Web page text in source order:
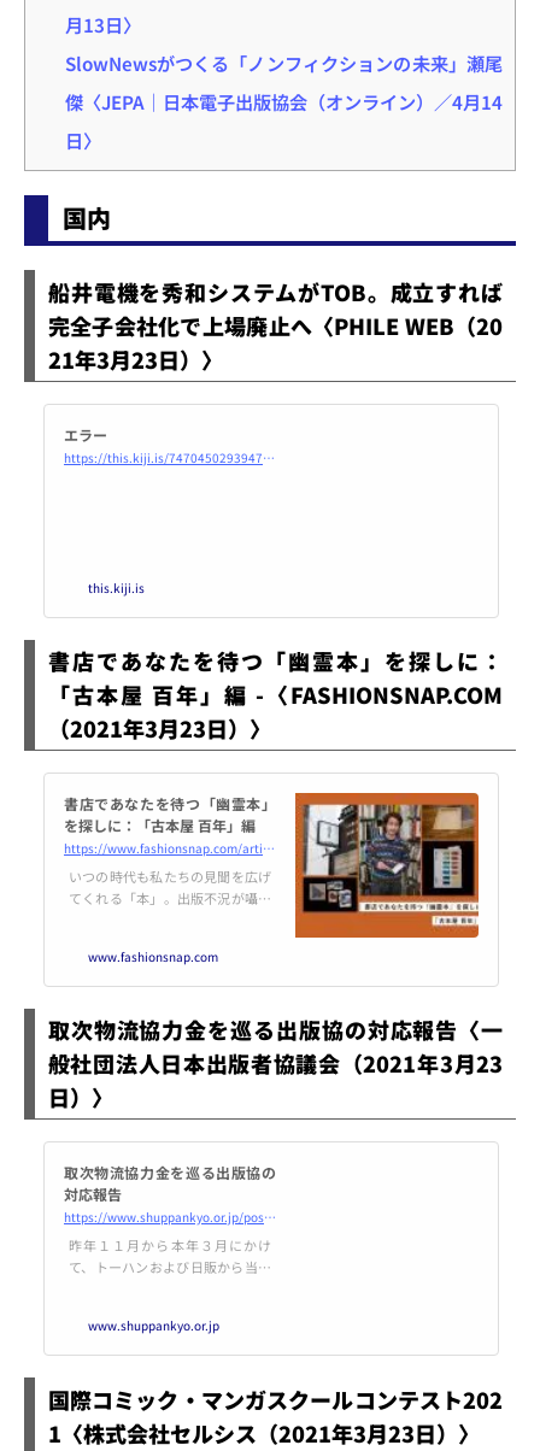
月13日〉
SlowNewsがつくる「ノンフィクションの未来」瀬尾
傑〈JEPA｜日本電子出版協会（オンライン）／4月14
日〉
国内
船井電機を秀和システムがTOB。成立すれば
完全子会社化で上場廃止へ〈PHILE WEB（20
21年3月23日）〉
エラー
https://this.kiji.is/747045029394710528?c=491375730748638305
this.kiji.is
書店であなたを待つ「幽霊本」を探しに：
「古本屋 百年」編 -〈FASHIONSNAP.COM
（2021年3月23日）〉
書店であなたを待つ「幽霊本」
を探しに：「古本屋 百年」編
https://www.fashionsnap.com/article/hyakunen-maturebook/
いつの時代も私たちの見聞を広げ
てくれる「本」。出版不況が囁か
の販売のみならず店内でトークイ
ベントを行うなど、古本屋兼イベ
られている。
www.fashionsnap.com
取次物流協力金を巡る出版協の対応報告〈一
般社団法人日本出版者協議会（2021年3月23
日）〉
取次物流協力金を巡る出版協の
対応報告
https://www.shuppankyo.or.jp/post/oshirase20210323
昨年１１月から本年３月にかけ
て、トーハンおよび日販から当会
の高騰を受けて、書店への書籍の
送品に対して、出版社に一定額の
説明では、取引のある全出版社に
る。 しかし、中小出版社の多く
www.shuppankyo.or.jp
国際コミック・マンガスクールコンテスト202
1〈株式会社セルシス（2021年3月23日）〉